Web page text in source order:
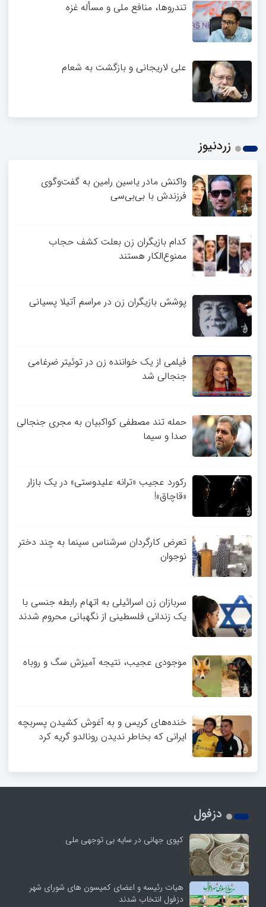
تندروها، منافع ملی و مسأله غزه
علی لاریجانی و بازگشت به شعام
زردنیوز
واکنش مادر یاسین رامین به گفت‌وگوی
فرزندش با بی‌بی‌سی
کدام بازیگران زن بعلت کشف حجاب
ممنوع‌الکار هستند
پوشش بازیگران زن در مراسم آتیلا پسیانی
فیلمی از یک خواننده زن در توئیتر ضرغامی
جنجالی شد
حمله تند مصطفی کواکبیان به مجری جنجالی
صدا و سیما
رکورد عجیب «ترانه علیدوستی» در یک بازار
«قاچاق»!
تعرض کارگردان سرشناس سینما به چند دختر
نوجوان
سربازان زن اسرائیلی به اتهام رابطه جنسی با
یک زندانی فلسطینی از نگهبانی محروم شدند
موجودی عجیب، نتیجه آمیزش سگ و روباه
خنده‌های کریس و به آغوش کشیدن پسربچه
ایرانی که بخاطر ندیدن رونالدو گریه کرد
دزفول
کپوی جهانی در سایه بی توجهی ملی
هیات رئیسه و اعضای کمیسون های شورای شهر
دزفول انتخاب شدند